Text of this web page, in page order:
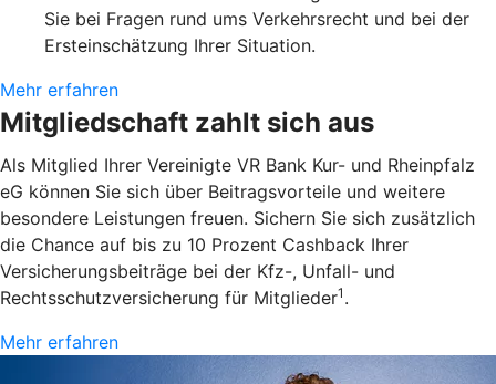
Sie bei Fragen rund ums Verkehrsrecht und bei der
Ersteinschätzung Ihrer Situation.
Mehr erfahren
Mitgliedschaft zahlt sich aus
Als Mitglied Ihrer Vereinigte VR Bank Kur- und Rheinpfalz
eG können Sie sich über Beitragsvorteile und weitere
besondere Leistungen freuen. Sichern Sie sich zusätzlich
die Chance auf bis zu 10 Prozent Cashback Ihrer
Versicherungsbeiträge bei der Kfz-, Unfall- und
Rechtsschutzversicherung für Mitglieder1 .
Mehr erfahren